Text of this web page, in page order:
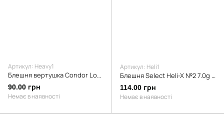
Артикул: Heavy1
Блешня вертушка Condor Long Heavy 5103 24г. #115
90.00 грн
Немає в наявності
Артикул: Heli1
Блешня Select Heli-X №2 7.0g #01
114.00 грн
Немає в наявності